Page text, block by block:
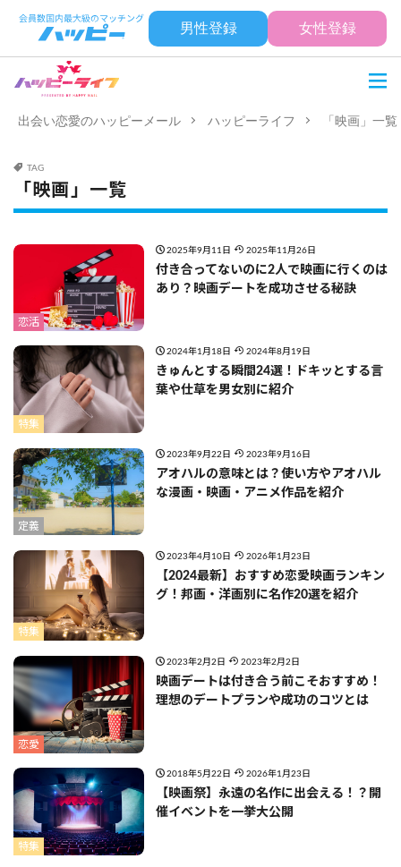
男性登録 女性登録
出会い恋愛のハッピーメール ハッピーライフ 「映画」一覧
TAG
「映画」一覧
恋活
2025年9月11日 2025年11月26日
付き合ってないのに2人で映画に行くのは
あり？映画デートを成功させる秘訣
特集
2024年1月18日 2024年8月19日
きゅんとする瞬間24選！ドキッとする言
葉や仕草を男女別に紹介
定義
2023年9月22日 2023年9月16日
アオハルの意味とは？使い方やアオハル
な漫画・映画・アニメ作品を紹介
特集
2023年4月10日 2026年1月23日
【2024最新】おすすめ恋愛映画ランキン
グ！邦画・洋画別に名作20選を紹介
恋愛
2023年2月2日 2023年2月2日
映画デートは付き合う前こそおすすめ！
理想のデートプランや成功のコツとは
特集
2018年5月22日 2026年1月23日
【映画祭】永遠の名作に出会える！？開
催イベントを一挙大公開